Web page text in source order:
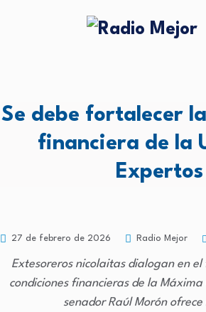
Se debe fortalecer
financiera de la
Expertos
27 de febrero de 2026 Radio Mejor
Extesoreros nicolaitas dialogan en
condiciones financieras de la Máxima
senador Raúl Morón